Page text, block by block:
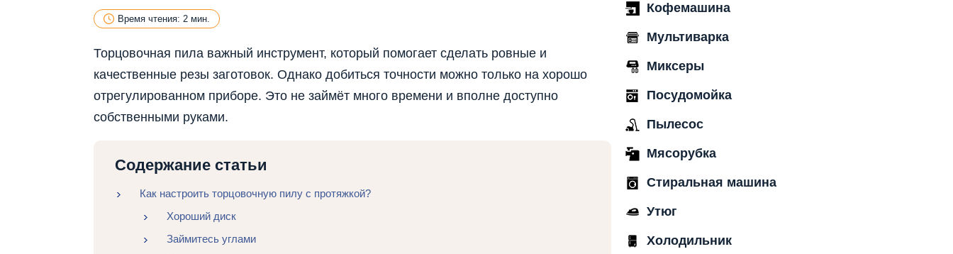
Время чтения: 2 мин.
Торцовочная пила важный инструмент, который помогает сделать ровные и
качественные резы заготовок. Однако добиться точности можно только на хорошо
отрегулированном приборе. Это не займёт много времени и вполне доступно
собственными руками.
Содержание статьи
Как настроить торцовочную пилу с протяжкой?
Хороший диск
Займитесь углами
Кофемашина
Мультиварка
Миксеры
Посудомойка
Пылесос
Мясорубка
Стиральная машина
Утюг
Холодильник